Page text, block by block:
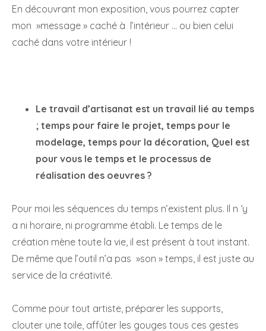
En découvrant mon exposition, vous pourrez capter
mon »message » caché à l’intérieur … ou bien celui
caché dans votre intérieur !
Le travail d’artisanat est un travail lié au temps
; temps pour faire le projet, temps pour le
modelage, temps pour la décoration, Quel est
pour vous le temps et le processus de
réalisation des oeuvres ?
Pour moi les séquences du temps n’existent plus. Il n ‘y
a ni horaire, ni programme établi. Le temps de le
création mène toute la vie, il est présent à tout instant.
De même que l’outil n’a pas »son » temps, il est juste au
service de la créativité.
Comme pour tout artiste, préparer les supports,
clouter une toile, affûter les gouges tous ces gestes